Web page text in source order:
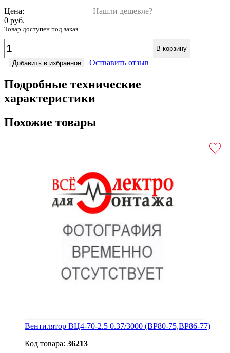
Цена:
Нашли дешевле?
0 руб.
Товар доступен под заказ
В корзину
Добавить в избранное
Оствавить отзыв
Подробные технические
характеристики
Похожие товары
Вентилятор ВЦ4-70-2.5 0.37/3000 (ВР80-75,ВР86-77)
Код товара: 36213